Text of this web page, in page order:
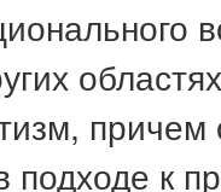
причем
подходе к